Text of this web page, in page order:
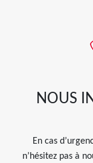
NOUS
En cas
n’hésitez pas à